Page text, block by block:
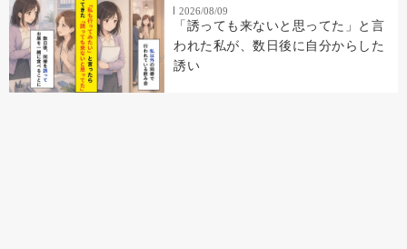
2026/08/09
「誘っても来ないと思ってた」と言
われた私が、数日後に自分からした
誘い